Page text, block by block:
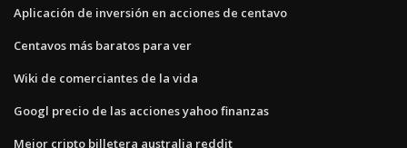
Aplicación de inversión en acciones de centavo
Centavos más baratos para ver
Wiki de comerciantes de la vida
Googl precio de las acciones yahoo finanzas
Mejor cripto billetera australia reddit